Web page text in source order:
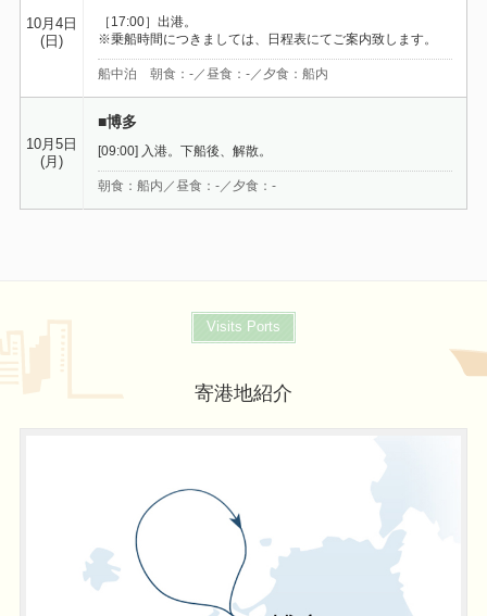
10月4日
(日)
［17:00］出港。
※乗船時間につきましては、日程表にてご案内致します。
船中泊 朝食：-／昼食：-／夕食：船内
10月5日
(月)
■博多
[09:00] 入港。下船後、解散。
朝食：船内／昼食：-／夕食：-
Visits Ports
寄港地紹介